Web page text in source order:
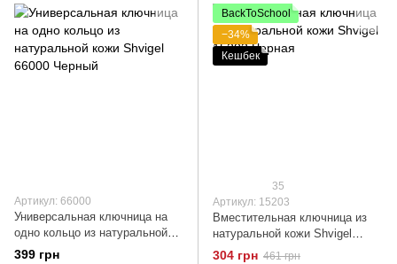
Артикул: 66000
Универсальная ключница на
одно кольцо из натуральной
кожи Shvigel 66000 Черный
399 грн
BackToSchool
−34%
Кешбек
35
Артикул: 15203
Вместительная ключница из
натуральной кожи Shvigel
15203 Черная
304 грн 461 грн